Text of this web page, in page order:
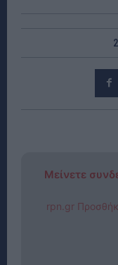
Μείνετε
rpn.gr